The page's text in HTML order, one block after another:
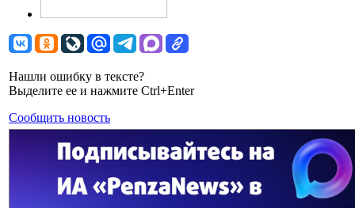
Нашли ошибку в тексте?
Выделите ее и нажмите Ctrl+Enter
Сообщить новость